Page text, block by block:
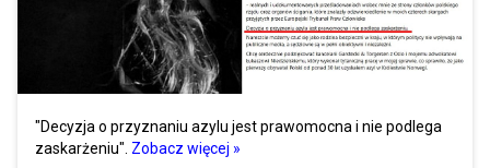
"Decyzja o przyznaniu azylu jest prawomocna i nie podlega
zaskarżeniu". Zobacz więcej »